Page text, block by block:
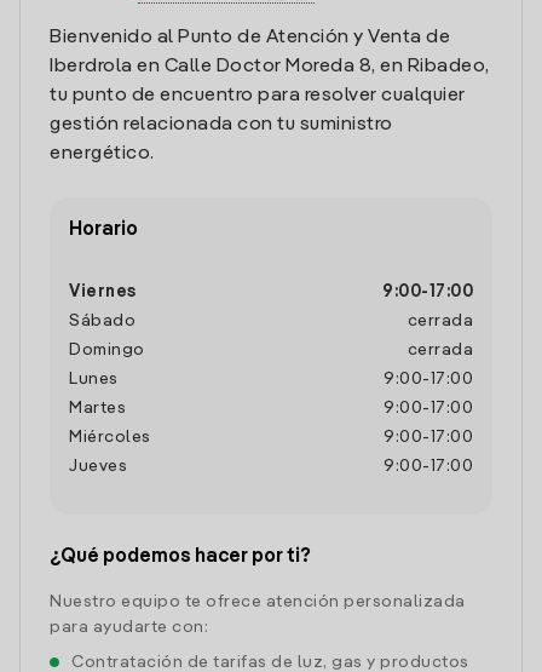
Bienvenido al Punto de Atención y Venta de
Iberdrola en Calle Doctor Moreda 8, en Ribadeo,
tu punto de encuentro para resolver cualquier
gestión relacionada con tu suministro
energético.
Horario
Viernes 9:00- 17:00
Sábado
cerrada
Domingo
cerrada
Lunes
9:00- 17:00
Martes
9:00- 17:00
Miércoles
9:00- 17:00
Jueves
9:00- 17:00
¿Qué podemos hacer por ti?
Nuestro equipo te ofrece atención personalizada
para ayudarte con:
Contratación de tarifas de luz, gas y productos